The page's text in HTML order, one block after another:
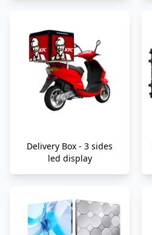
Delivery Box - 3 sides
led display